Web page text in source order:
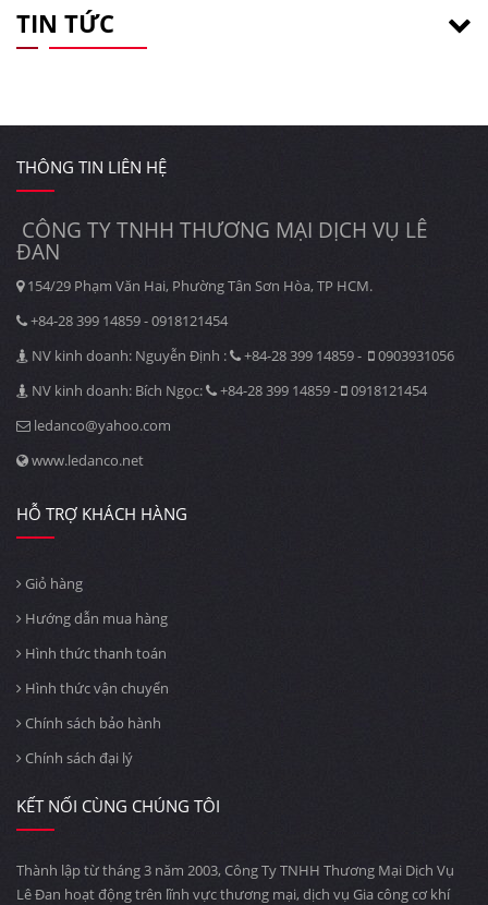
TIN TỨC
THÔNG TIN LIÊN HỆ
CÔNG TY TNHH THƯƠNG MẠI DỊCH VỤ LÊ
ĐAN
154/29 Phạm Văn Hai, Phường Tân Sơn Hòa, TP HCM.
+84-28 399 14859 - 0918121454
NV kinh doanh: Nguyễn Định :
+84-28 399 14859 -
0903931056
NV kinh doanh: Bích Ngọc:
+84-28 399 14859 -
0918121454
ledanco@yahoo.com
www.ledanco.net
HỖ TRỢ KHÁCH HÀNG
Giỏ hàng
Hướng dẫn mua hàng
Hình thức thanh toán
Hình thức vận chuyển
Chính sách bảo hành
Chính sách đại lý
KẾT NỐI CÙNG CHÚNG TÔI
Thành lập từ tháng 3 năm 2003, Công Ty TNHH Thương Mại Dịch Vụ
Lê Đan hoạt động trên lĩnh vực thương mại, dịch vụ Gia công cơ khí